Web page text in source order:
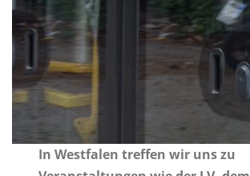
In Westfalen treffen wir uns zu